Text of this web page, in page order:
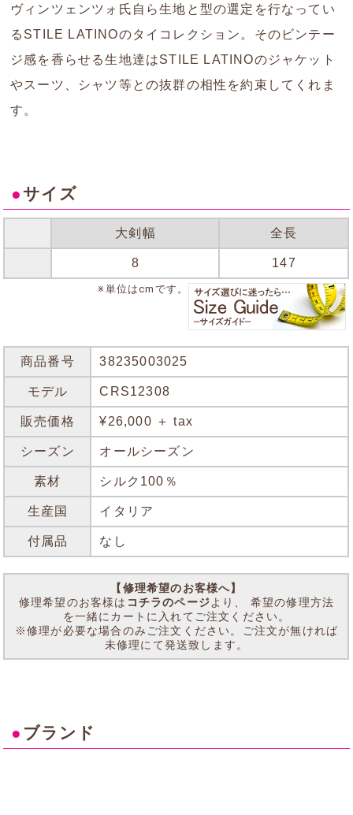
ヴィンツェンツォ氏自ら生地と型の選定を行なってい
るSTILE LATINOのタイコレクション。そのビンテー
ジ感を香らせる生地達はSTILE LATINOのジャケット
やスーツ、シャツ等との抜群の相性を約束してくれま
す。
● サイズ
大剣幅 全長
8 147
※単位はcmです。
商品番号 38235003025
モデル CRS12308
販売価格 ¥26,000 ＋ tax
シーズン オールシーズン
素材 シルク100％
生産国 イタリア
付属品 なし
【修理希望のお客様へ】
修理希望のお客様は コチラのページより、 希望の修理方法
を一緒にカートに入れてご注文ください。
※修理が必要な場合のみご注文ください。ご注文が無ければ
未修理にて発送致します。
● ブランド